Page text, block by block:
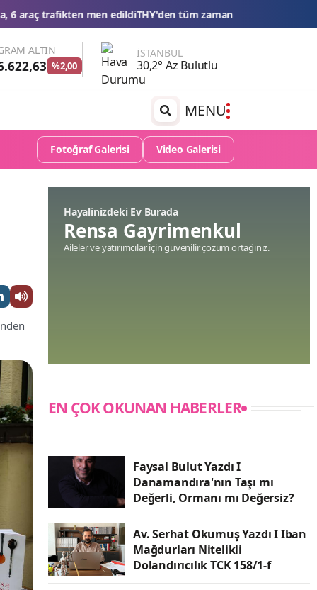
THY'den tüm zamanların yolcu ve uçuş rekoru
ALTIN
%2,00
İSTANBUL
30,2° Az Bulutlu
MENU
Fotoğraf Galerisi Video Galerisi
Hayalinizdeki Ev Burada
Rensa Gayrimenkul
Aileler ve yatırımcılar için güvenilir çözüm ortağınız.
EN ÇOK OKUNAN HABERLER
Faysal Bulut Yazdı I
Danamandıra'nın Taşı mı
Değerli, Ormanı mı Değersiz?
Av. Serhat Okumuş Yazdı I Iban
Mağdurları Nitelikli
Dolandırıcılık TCK 158/1-f